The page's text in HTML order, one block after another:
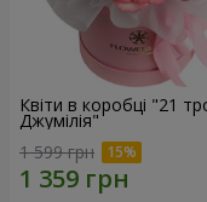
Квіти в коробці "21
Джумілія"
1 599 грн